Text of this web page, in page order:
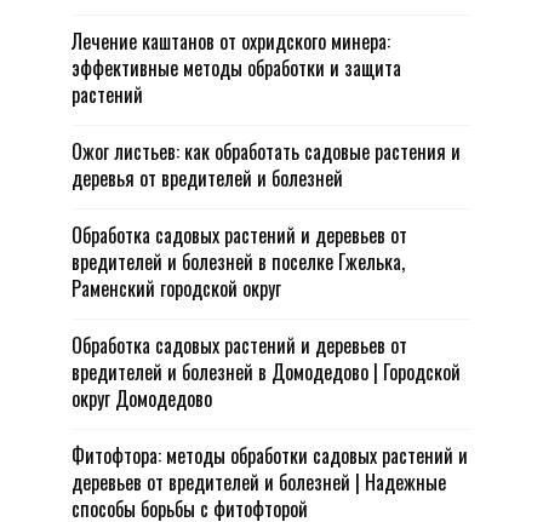
Лечение каштанов от охридского минера:
эффективные методы обработки и защита
растений
Ожог листьев: как обработать садовые растения и
деревья от вредителей и болезней
Обработка садовых растений и деревьев от
вредителей и болезней в поселке Гжелька,
Раменский городской округ
Обработка садовых растений и деревьев от
вредителей и болезней в Домодедово | Городской
округ Домодедово
Фитофтора: методы обработки садовых растений и
деревьев от вредителей и болезней | Надежные
способы борьбы с фитофторой